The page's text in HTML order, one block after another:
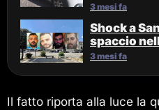
3 mesi fa
Shock a
spaccio
3 mesi fa
Il fatto riporta alla luce la